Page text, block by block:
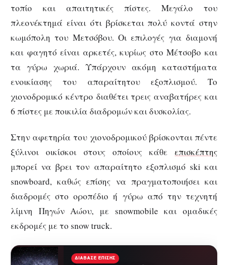
τοπίο και απαιτητικές πίστες. Μεγάλο του
πλεονέκτημά είναι ότι βρίσκεται πολύ κοντά στην
κωμόπολη του Μετσόβου. Οι επιλογές για διαμονή
και φαγητό είναι αρκετές, κυρίως στο Μέτσοβο και
τα γύρω χωριά. Υπάρχουν ακόμη καταστήματα
ενοικίασης του απαραίτητου εξοπλισμού. Το
χιονοδρομικό κέντρο διαθέτει τρεις αναβατήρες και
6 πίστες με ποικιλία διαδρομών και δυσκολίας.
Στην αφετηρία του χιονοδρομικού βρίσκονται πέντε
ξύλινοι οικίσκοι στους οποίους κάθε επισκέπτης
μπορεί να βρει τον απαραίτητο εξοπλισμό ski και
snowboard, καθώς επίσης να πραγματοποιήσει και
διαδρομές στο οροπέδιο ή γύρω από την τεχνητή
λίμνη Πηγών Αώου, με snowmobile και ομαδικές
εκδρομές με το snow truck.
ΔΙΆΒΑΣΕ ΕΠΊΣΗΣ